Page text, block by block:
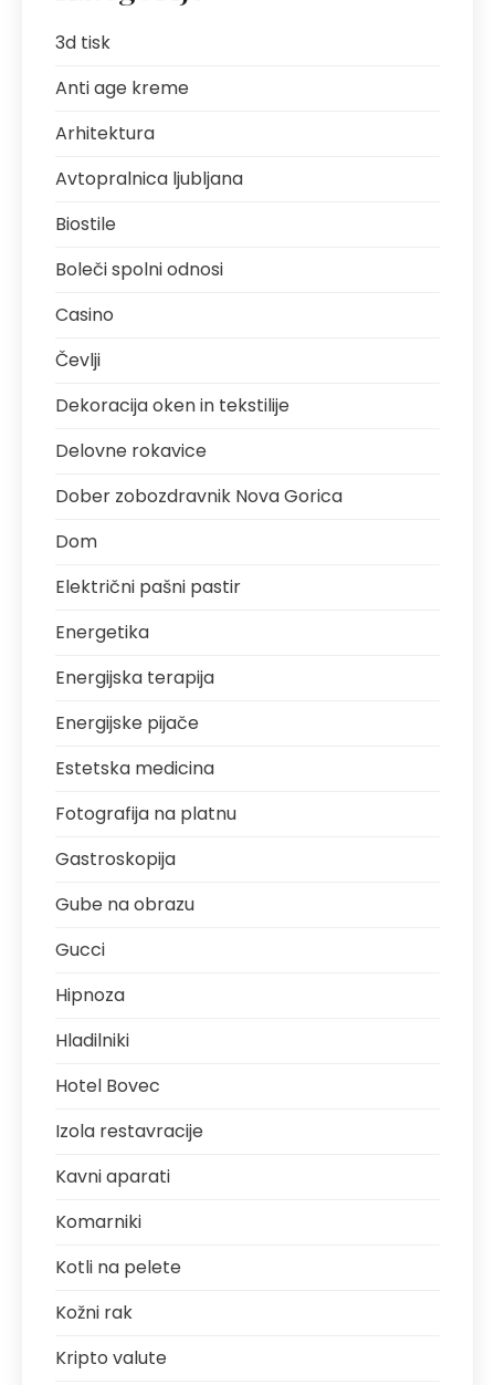
3d tisk
Anti age kreme
Arhitektura
Avtopralnica ljubljana
Biostile
Boleči spolni odnosi
Casino
Čevlji
Dekoracija oken in tekstilije
Delovne rokavice
Dober zobozdravnik Nova Gorica
Dom
Električni pašni pastir
Energetika
Energijska terapija
Energijske pijače
Estetska medicina
Fotografija na platnu
Gastroskopija
Gube na obrazu
Gucci
Hipnoza
Hladilniki
Hotel Bovec
Izola restavracije
Kavni aparati
Komarniki
Kotli na pelete
Kožni rak
Kripto valute